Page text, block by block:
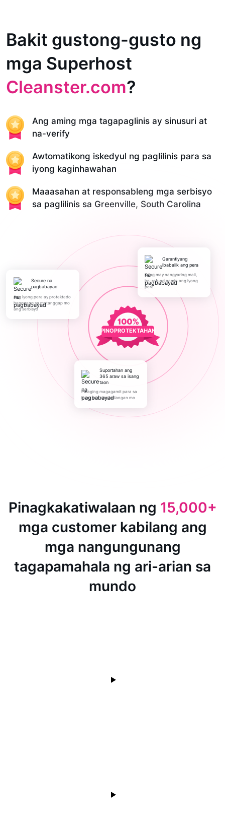
Bakit gustong-gusto ng
mga Superhost
Cleanster.com?
Ang aming mga tagapaglinis ay sinusuri at
na-verify
Awtomatikong iskedyul ng paglilinis para sa
iyong kaginhawahan
Maaasahan at responsableng mga serbisyo
sa paglilinis sa Greenville, South Carolina
PINOPROTEKTAHAN
Secure na
pagbabayad
Ang iyong pera ay protektado
hanggang sa matanggap mo
ang serbisyo
Garantiyang
ibabalik ang pera
Kung may nangyaring mali,
ire-refund namin ang iyong
pera
Suportahan ang
365 araw sa isang
taon
Palaging magagamit para sa
kung ano ang kailangan mo
Pinagkakatiwalaan ng 15,000+
mga customer kabilang ang
mga nangungunang
tagapamahala ng ari-arian sa
mundo